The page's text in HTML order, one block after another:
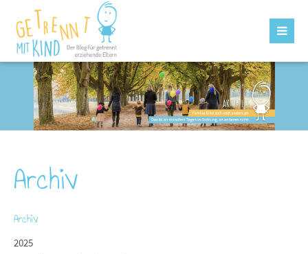
Archiv
Archiv
2025